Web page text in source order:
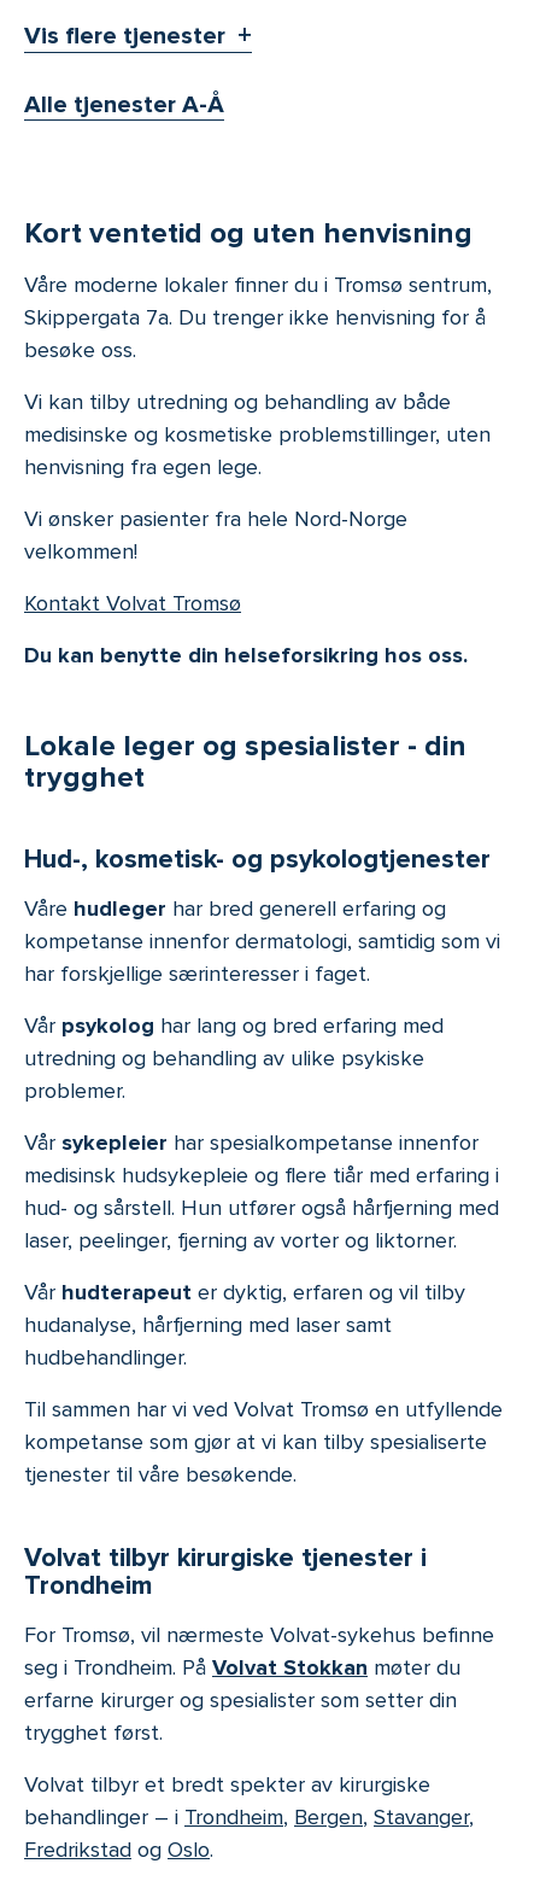
Vis flere tjenester
Alle tjenester A-Å
Kort ventetid og uten henvisning
Våre moderne lokaler finner du i Tromsø sentrum,
Skippergata 7a. Du trenger ikke henvisning for å
besøke oss.
Vi kan tilby utredning og behandling av både
medisinske og kosmetiske problemstillinger, uten
henvisning fra egen lege.
Vi ønsker pasienter fra hele Nord-Norge
velkommen!
Kontakt Volvat Tromsø
Du kan benytte din helseforsikring hos oss.
Lokale leger og spesialister - din
trygghet
Hud-, kosmetisk- og psykologtjenester
Våre hudleger har bred generell erfaring og
kompetanse innenfor dermatologi, samtidig som vi
har forskjellige særinteresser i faget.
Vår psykolog har lang og bred erfaring med
utredning og behandling av ulike psykiske
problemer.
Vår sykepleier har spesialkompetanse innenfor
medisinsk hudsykepleie og flere tiår med erfaring i
hud- og sårstell. Hun utfører også hårfjerning med
laser, peelinger, fjerning av vorter og liktorner.
Vår hudterapeut er dyktig, erfaren og vil tilby
hudanalyse, hårfjerning med laser samt
hudbehandlinger.
Til sammen har vi ved Volvat Tromsø en utfyllende
kompetanse som gjør at vi kan tilby spesialiserte
tjenester til våre besøkende.
Volvat tilbyr kirurgiske tjenester i
Trondheim
For Tromsø, vil nærmeste Volvat-sykehus befinne
seg i Trondheim. På Volvat Stokkan møter du
erfarne kirurger og spesialister som setter din
trygghet først.
Volvat tilbyr et bredt spekter av kirurgiske
behandlinger – i Trondheim, Bergen, Stavanger,
Fredrikstad og Oslo.